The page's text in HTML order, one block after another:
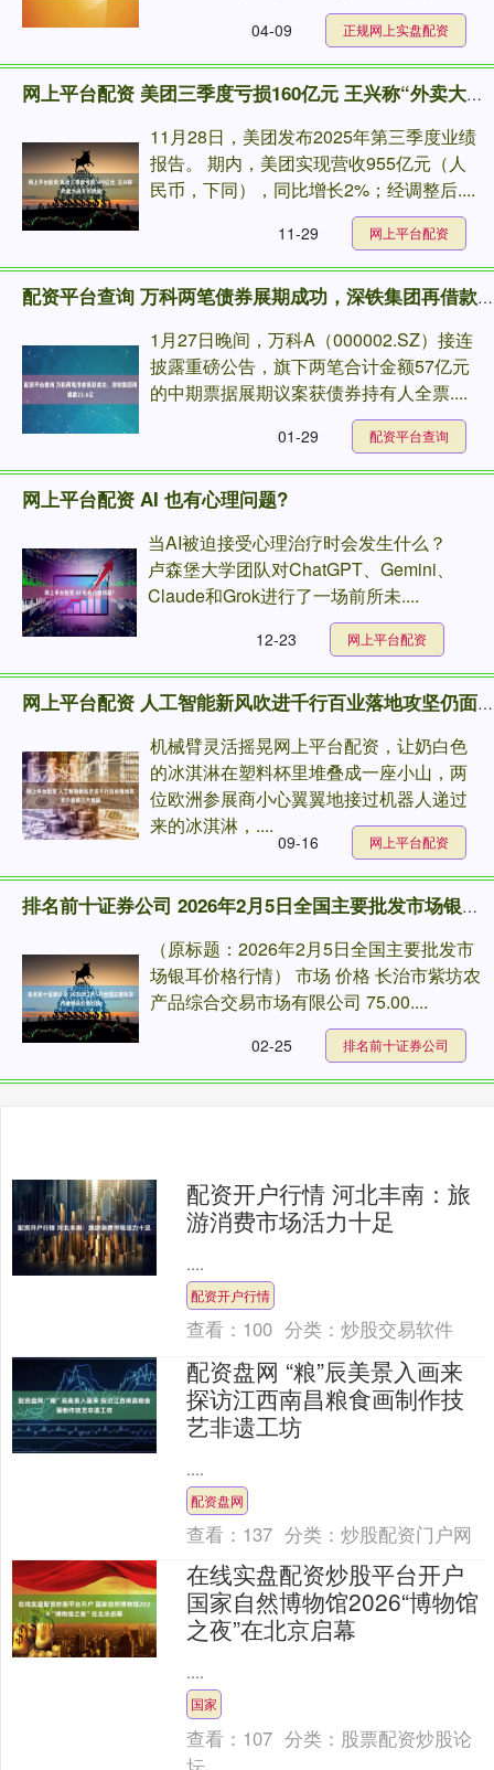
正规网上实盘配资
04-09
网上平台配资 美团三季度亏损160亿元 王兴称“外卖大战不可持续”
11月28日，美团发布2025年第三季度业绩
报告。 期内，美团实现营收955亿元（人
民币，下同），同比增长2%；经调整后....
网上平台配资
11-29
配资平台查询 万科两笔债券展期成功，深铁集团再借款23.6亿
1月27日晚间，万科A（000002.SZ）接连
披露重磅公告，旗下两笔合计金额57亿元
的中期票据展期议案获债券持有人全票....
配资平台查询
01-29
网上平台配资 AI 也有心理问题?
当AI被迫接受心理治疗时会发生什么？
卢森堡大学团队对ChatGPT、Gemini、
Claude和Grok进行了一场前所未....
网上平台配资
12-23
网上平台配资 人工智能新风吹进千行百业落地攻坚仍面临三大难题
机械臂灵活摇晃网上平台配资，让奶白色
的冰淇淋在塑料杯里堆叠成一座小山，两
位欧洲参展商小心翼翼地接过机器人递过
来的冰淇淋，....
网上平台配资
09-16
排名前十证券公司 2026年2月5日全国主要批发市场银耳价格行情
（原标题：2026年2月5日全国主要批发市
场银耳价格行情） 市场 价格 长治市紫坊农
产品综合交易市场有限公司 75.00....
排名前十证券公司
02-25
配资开户行情 河北丰南：旅
游消费市场活力十足
....
配资开户行情
查看： 100 分类：炒股交易软件
配资盘网 “粮”辰美景入画来
探访江西南昌粮食画制作技
艺非遗工坊
....
配资盘网
查看： 137 分类：炒股配资门户网
在线实盘配资炒股平台开户
国家自然博物馆2026“博物馆
之夜”在北京启幕
....
国家
查看： 107 分类： 股票配资炒股论